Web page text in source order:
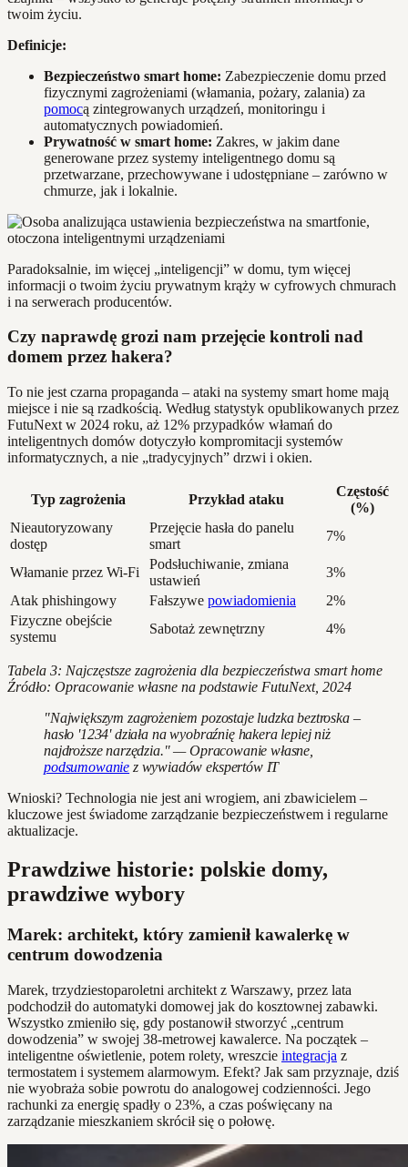
twoim życiu.
Definicje:
Bezpieczeństwo smart home: Zabezpieczenie domu przed
fizycznymi zagrożeniami (włamania, pożary, zalania) za
pomocą zintegrowanych urządzeń, monitoringu i
automatycznych powiadomień.
Prywatność w smart home: Zakres, w jakim dane
generowane przez systemy inteligentnego domu są
przetwarzane, przechowywane i udostępniane – zarówno w
chmurze, jak i lokalnie.
Paradoksalnie, im więcej „inteligencji” w domu, tym więcej
informacji o twoim życiu prywatnym krąży w cyfrowych chmurach
i na serwerach producentów.
Czy naprawdę grozi nam przejęcie kontroli nad
domem przez hakera?
To nie jest czarna propaganda – ataki na systemy smart home mają
miejsce i nie są rzadkością. Według statystyk opublikowanych przez
FutuNext w 2024 roku, aż 12% przypadków włamań do
inteligentnych domów dotyczyło kompromitacji systemów
informatycznych, a nie „tradycyjnych” drzwi i okien.
Typ zagrożenia Przykład ataku
Częstość
(%)
Nieautoryzowany
dostęp
Przejęcie hasła do panelu
smart
7%
Włamanie przez Wi-Fi
Podsłuchiwanie, zmiana
ustawień
3%
Atak phishingowy
Fałszywe powiadomienia
2%
Fizyczne obejście
systemu
Sabotaż zewnętrzny 4%
Tabela 3: Najczęstsze zagrożenia dla bezpieczeństwa smart home
Źródło: Opracowanie własne na podstawie FutuNext, 2024
"Największym zagrożeniem pozostaje ludzka beztroska –
hasło '1234' działa na wyobraźnię hakera lepiej niż
najdroższe narzędzia." — Opracowanie własne,
podsumowanie z wywiadów ekspertów IT
Wnioski? Technologia nie jest ani wrogiem, ani zbawicielem –
kluczowe jest świadome zarządzanie bezpieczeństwem i regularne
aktualizacje.
Prawdziwe historie: polskie domy,
prawdziwe wybory
Marek: architekt, który zamienił kawalerkę w
centrum dowodzenia
Marek, trzydziestoparoletni architekt z Warszawy, przez lata
podchodził do automatyki domowej jak do kosztownej zabawki.
Wszystko zmieniło się, gdy postanowił stworzyć „centrum
dowodzenia” w swojej 38-metrowej kawalerce. Na początek –
inteligentne oświetlenie, potem rolety, wreszcie integracja z
termostatem i systemem alarmowym. Efekt? Jak sam przyznaje, dziś
nie wyobraża sobie powrotu do analogowej codzienności. Jego
rachunki za energię spadły o 23%, a czas poświęcany na
zarządzanie mieszkaniem skrócił się o połowę.